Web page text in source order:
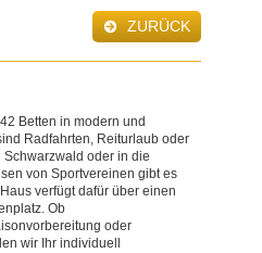
ZURÜCK
Betten in modern und
Radfahrten, Reiturlaub oder
oder in die
von Sportvereinen gibt es
verfügt dafür über einen
Ob
oder
wir Ihr individuell